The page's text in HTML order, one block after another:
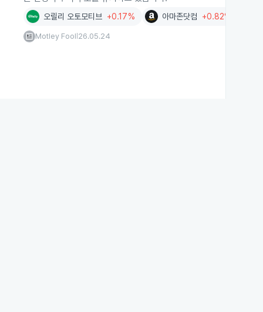
오릴리 오토모티브 +0.17% 아마존닷컴 +0.82%
Motley Fool 26.05.24